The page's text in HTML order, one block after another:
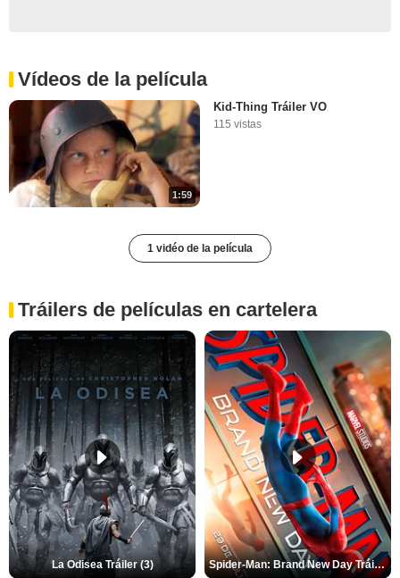
Vídeos de la película
1:59
Kid-Thing Tráiler VO
115 vistas
1 vidéo de la película
Tráilers de películas en cartelera
La Odisea Tráiler (3) Spider-Man: Brand New Day Tráiler (3)